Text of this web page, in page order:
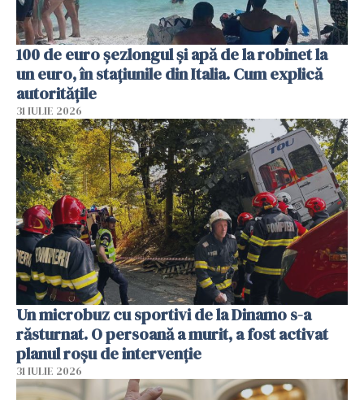
100 de euro șezlongul și apă de la robinet la
un euro, în stațiunile din Italia. Cum explică
autoritățile
31 IULIE 2026
Un microbuz cu sportivi de la Dinamo s-a
răsturnat. O persoană a murit, a fost activat
planul roșu de intervenție
31 IULIE 2026